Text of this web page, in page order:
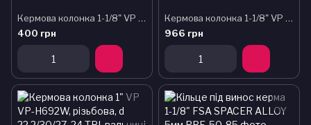
Кермова колонка 1-1/8" VP VP-A71, d 28.6/34/30, вальниці сепараторні, сталева, чорна
400 грн
Кермова колонка 1-1/8" VP VP-T201AC, d 28.6/34/30, вальниця MH-P03, алюмін., анодування, чорна
966 грн